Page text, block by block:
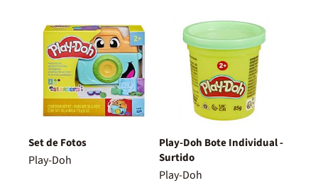
Set de Fotos
Play-Doh
Play-Doh Bote Individual -
Surtido
Play-Doh